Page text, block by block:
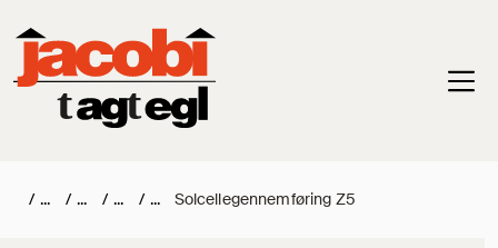
/ / / / Solcellegennemføring Z5